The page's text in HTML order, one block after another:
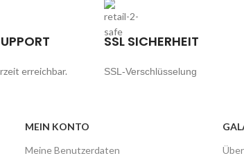
erreichbar.
SSL SICHERHEIT
SSL-Verschlüsselung
MEIN KONTO
Meine Benutzerdaten